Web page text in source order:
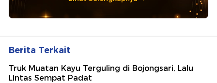
Berita Terkait
Truk Muatan Kayu Terguling di Bojongsari, Lalu
Lintas Sempat Padat